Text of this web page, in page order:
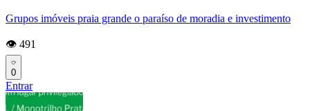
Grupos imóveis praia grande o paraíso de moradia e investimento
👁️ 491
0
Entrar